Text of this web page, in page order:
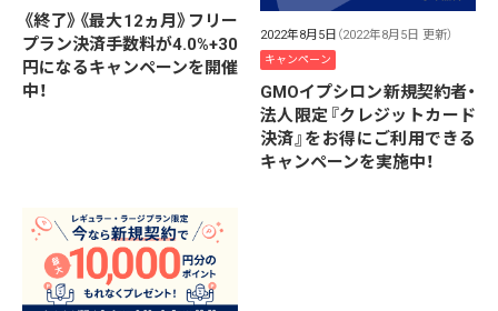
《終了》《最大12ヵ月》フリー
プラン決済手数料が4.0%+30
円になるキャンペーンを開催
中！
2022年8月5日 （2022年8月5日 更新）
キャンペーン
GMOイプシロン新規契約者・
法人限定『クレジットカード
決済』をお得にご利用できる
キャンペーンを実施中！